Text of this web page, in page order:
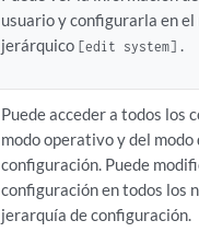
usuario y configurarla en el
jerárquico [edit system] .
Puede acceder a todos los
modo operativo y del modo
configuración. Puede
configuración en todos los
jerarquía de configuración.